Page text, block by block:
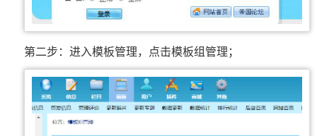
第二步：进入模板管理，点击模板组管理；